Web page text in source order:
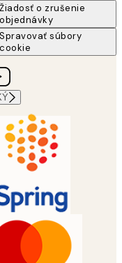
Žiadosť o zrušenie
objednávky
Spravovať súbory
cookie